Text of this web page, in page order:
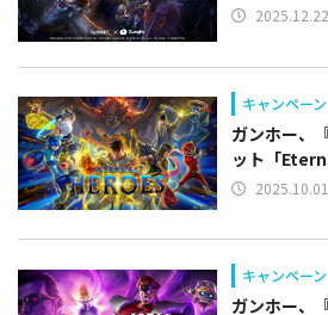
キャンペーン
ガンホー、
ット「
キャンペーン
ガンホー、